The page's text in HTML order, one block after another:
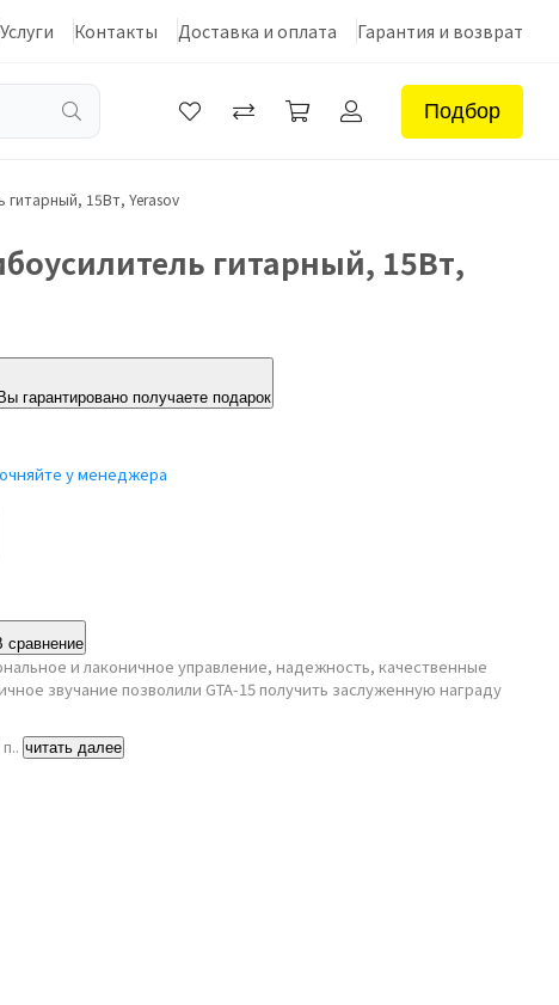
Услуги Контакты Доставка и оплата Гарантия и возврат
Подбор
гитарный, 15Вт, Yerasov
гитарный, 15Вт,
гарантировано получаете подарок
у менеджера
сравнение
и лаконичное управление, надежность, качественные
звучание позволили GTA-15 получить заслуженную награду
читать далее